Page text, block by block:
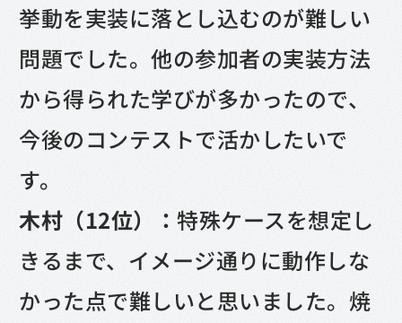
挙動を実装に落とし込むのが難しい
問題でした。他の参加者の実装方法
から得られた学びが多かったので、
今後のコンテストで活かしたいで
す。
木村（12位）：特殊ケースを想定し
きるまで、イメージ通りに動作しな
かった点で難しいと思いました。焼